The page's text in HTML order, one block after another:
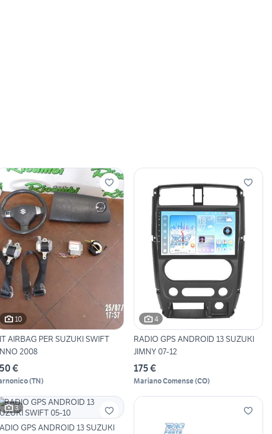
10
AIRBAG PER SUZUKI SWIFT
2008
€
(TN)
4
RADIO GPS ANDROID 13 SUZUKI
JIMNY 07-12
175 €
Mariano Comense(CO)
3
GPS ANDROID 13 SUZUKI